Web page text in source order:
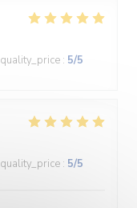
quality_price : 5/5
quality_price : 5/5